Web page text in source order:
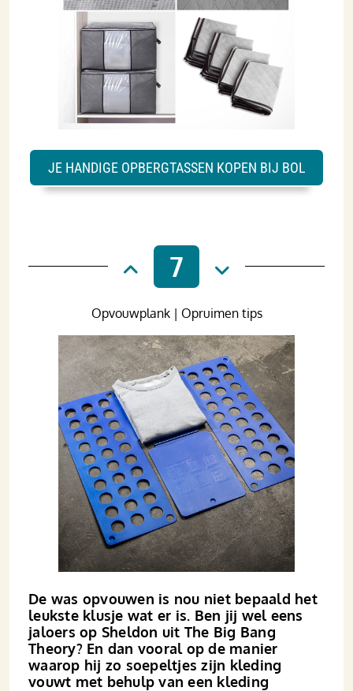
JE HANDIGE OPBERGTASSEN KOPEN BIJ BOL
7
De was opvouwen is nou niet bepaald het
leukste klusje wat er is. Ben jij wel eens
jaloers op Sheldon uit The Big Bang
Theory? En dan vooral op de manier
waarop hij zo soepeltjes zijn kleding
vouwt met behulp van een kleding
Opvouwplank | Opruimen tips